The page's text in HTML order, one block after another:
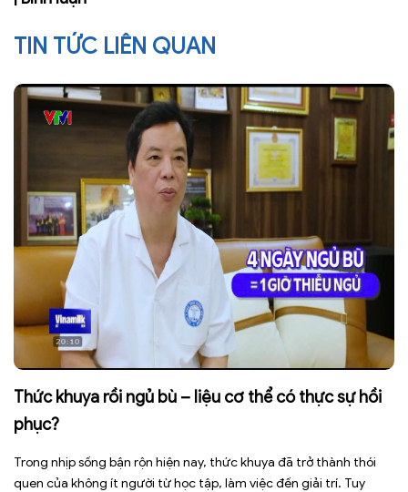
TIN TỨC LIÊN QUAN
Thức khuya rồi ngủ bù – liệu cơ thể có thực sự hồi
phục?
Trong nhịp sống bận rộn hiện nay, thức khuya đã trở thành thói
quen của không ít người từ học tập, làm việc đến giải trí. Tuy